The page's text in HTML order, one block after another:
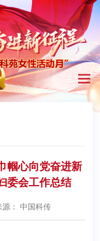
心向党奋进新
委会工作总结
源： 中国科传